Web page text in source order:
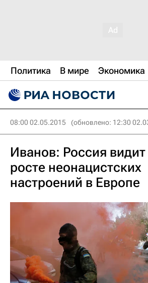
Политика В мире Экономика
08:00 02.05.2015 (обновлено: 12:30
Иванов: Россия видит
росте неонацистских
настроений в Европе